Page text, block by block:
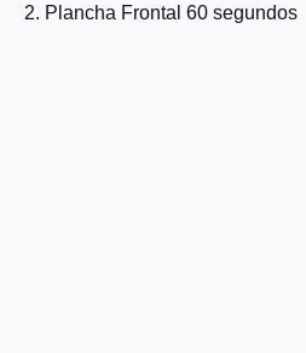
2. Plancha Frontal 60 segundos